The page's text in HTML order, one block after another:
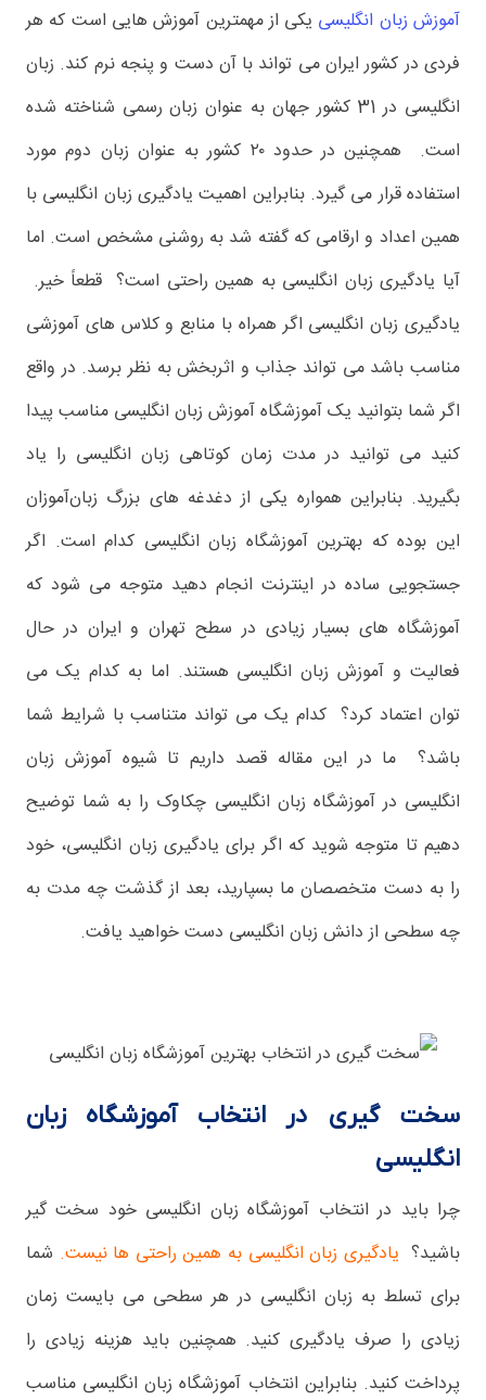
آموزش زبان انگلیسی یکی از مهمترین آموزش هایی است که هر
فردی در کشور ایران می تواند با آن دست و پنجه نرم کند. زبان
انگلیسی در 31 کشور جهان به عنوان زبان رسمی شناخته شده
است. همچنین در حدود ۲۰ کشور به عنوان زبان دوم مورد
استفاده قرار می گیرد. بنابراین اهمیت یادگیری زبان انگلیسی با
همین اعداد و ارقامی که گفته شد به روشنی مشخص است. اما
آیا یادگیری زبان انگلیسی به همین راحتی است؟ قطعاً خیر.
یادگیری زبان انگلیسی اگر همراه با منابع و کلاس های آموزشی
مناسب باشد می تواند جذاب و اثربخش به نظر برسد. در واقع
اگر شما بتوانید یک آموزشگاه آموزش زبان انگلیسی مناسب پیدا
کنید می توانید در مدت زمان کوتاهی زبان انگلیسی را یاد
بگیرید. بنابراین همواره یکی از دغدغه های بزرگ زبان‌آموزان
این بوده که بهترین آموزشگاه زبان انگلیسی کدام است. اگر
جستجویی ساده در اینترنت انجام دهید متوجه می شود که
آموزشگاه های بسیار زیادی در سطح تهران و ایران در حال
فعالیت و آموزش زبان انگلیسی هستند. اما به کدام یک می
توان اعتماد کرد؟ کدام یک می تواند متناسب با شرایط شما
باشد؟ ما در این مقاله قصد داریم تا شیوه آموزش زبان
انگلیسی در آموزشگاه زبان انگلیسی چکاوک را به شما توضیح
دهیم تا متوجه شوید که اگر برای یادگیری زبان انگلیسی، خود
را به دست متخصصان ما بسپارید، بعد از گذشت چه مدت به
چه سطحی از دانش زبان انگلیسی دست خواهید یافت.
سخت گیری در انتخاب آموزشگاه زبان
انگلیسی
چرا باید در انتخاب آموزشگاه زبان انگلیسی خود سخت گیر
باشید؟ یادگیری زبان انگلیسی به همین راحتی ها نیست. شما
برای تسلط به زبان انگلیسی در هر سطحی می بایست زمان
زیادی را صرف یادگیری کنید. همچنین باید هزینه زیادی را
پرداخت کنید. بنابراین انتخاب آموزشگاه زبان انگلیسی مناسب